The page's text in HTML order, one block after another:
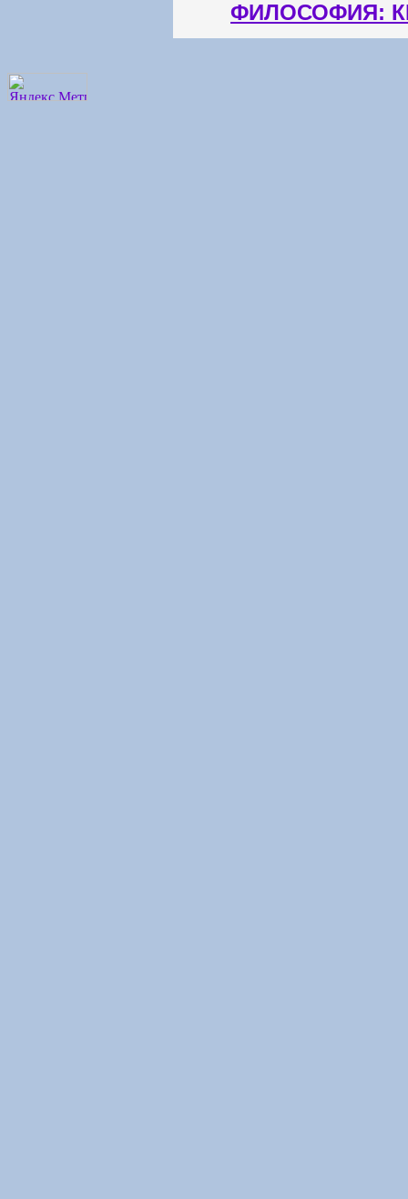
ФИЛОСОФИЯ: